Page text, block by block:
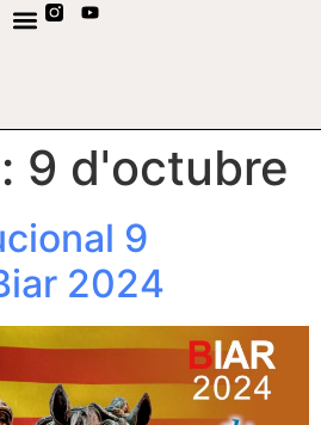
9 d'octubre
9
2024